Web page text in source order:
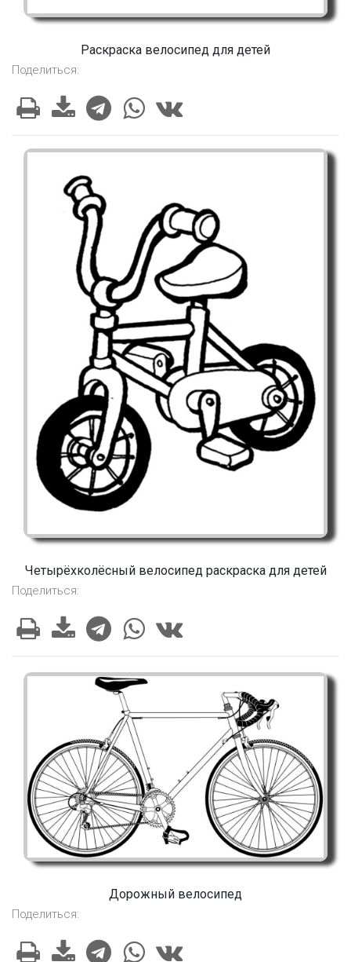
Раскраска велосипед для детей
Поделиться:
Четырёхколёсный велосипед раскраска для детей
Поделиться:
Дорожный велосипед
Поделиться: